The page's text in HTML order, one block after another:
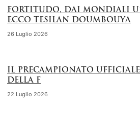
FORTITUDO, DAI MONDIALI
ECCO TESILAN DOUMBOUYA
26 Luglio 2026
IL PRECAMPIONATO UFFICIALE
DELLA F
22 Luglio 2026